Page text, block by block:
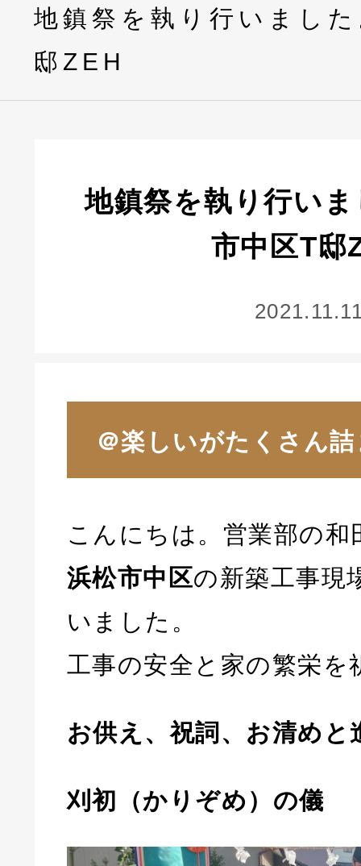
地鎮祭を執り行いまし
邸ZEH
地鎮祭を執り行い
市中区T邸
＠楽しいがたくさん
こんにちは。営業部の和
浜松市中区の新築工事現
いました。
工事の安全と家の繁栄を
お供え、祝詞、お清めと
刈初（かりぞめ）の儀